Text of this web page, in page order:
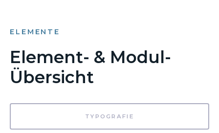
ELEMENTE
Element- & Modul-
Übersicht
TYPOGRAFIE